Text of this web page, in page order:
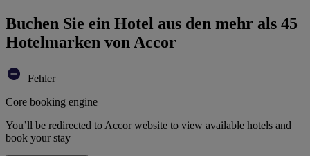
Buchen Sie ein Hotel aus den mehr als 45
Hotelmarken von Accor
Fehler
Core booking engine
You’ll be redirected to Accor website to view available hotels and
book your stay